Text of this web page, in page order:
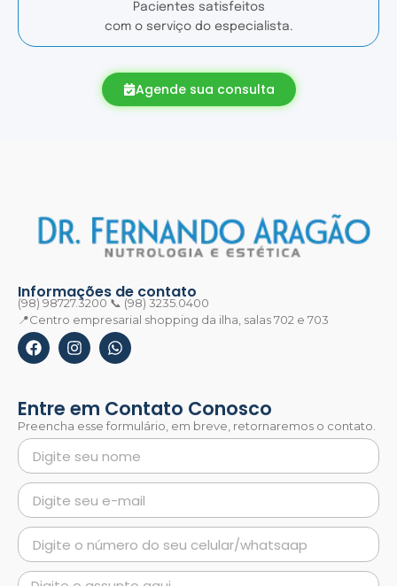
Pacientes satisfeitos
com o serviço do especialista.
Agende sua consulta
Informações de contato
(98) 98727.3200 📞 (98) 3235.0400
📍Centro empresarial shopping da ilha, salas 702 e 703
Entre em Contato Conosco
Preencha esse formulário, em breve, retornaremos o contato.